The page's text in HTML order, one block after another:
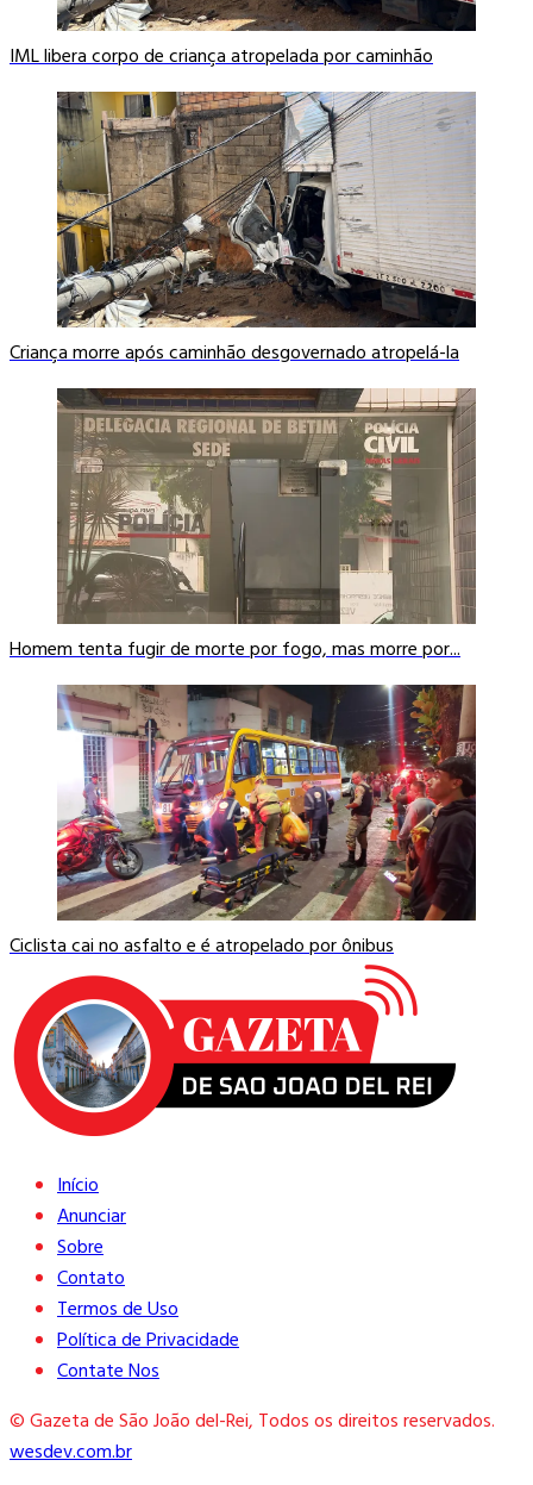
IML libera corpo de criança atropelada por caminhão
Criança morre após caminhão desgovernado atropelá-la
Homem tenta fugir de morte por fogo, mas morre por...
Ciclista cai no asfalto e é atropelado por ônibus
Início
Anunciar
Sobre
Contato
Termos de Uso
Política de Privacidade
Contate Nos
© Gazeta de São João del-Rei, Todos os direitos reservados.
wesdev.com.br